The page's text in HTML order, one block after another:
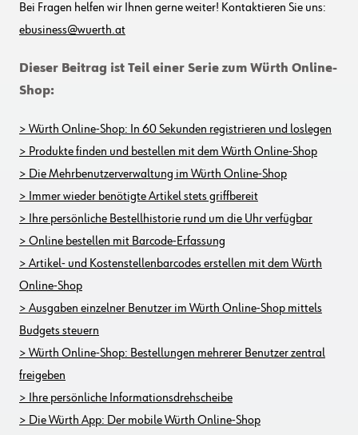
Bei Fragen helfen wir Ihnen gerne weiter! Kontaktieren Sie uns:
ebusiness@wuerth.at
Dieser Beitrag ist Teil einer Serie zum Würth Online-
Shop:
> Würth Online-Shop: In 60 Sekunden registrieren und loslegen
> Produkte finden und bestellen mit dem Würth Online-Shop
> Die Mehrbenutzerverwaltung im Würth Online-Shop
> Immer wieder benötigte Artikel stets griffbereit
> Ihre persönliche Bestellhistorie rund um die Uhr verfügbar
> Online bestellen mit Barcode-Erfassung
> Artikel- und Kostenstellenbarcodes erstellen mit dem Würth
Online-Shop
> Ausgaben einzelner Benutzer im Würth Online-Shop mittels
Budgets steuern
> Würth Online-Shop: Bestellungen mehrerer Benutzer zentral
freigeben
> Ihre persönliche Informationsdrehscheibe
> Die Würth App: Der mobile Würth Online-Shop